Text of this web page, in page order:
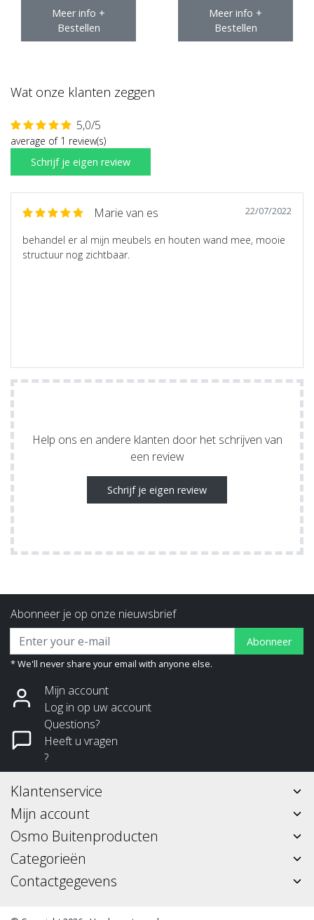
Meer info +
Bestellen
Meer info +
Bestellen
Wat onze klanten zeggen
5,0/5
average of 1 review(s)
Schrijf je eigen review
Marie van es 22/07/2022
behandel er al mijn meubels en houten wand mee, mooie
structuur nog zichtbaar.
Help ons en andere klanten door het schrijven van
een review
Schrijf je eigen review
Abonneer je op onze nieuwsbrief
Abonneer
* We'll never share your email with anyone else.
Mijn account
Log in op uw account
Questions?
Heeft u vragen
?
Klantenservice
Mijn account
Osmo Buitenproducten
Categorieën
Contactgegevens